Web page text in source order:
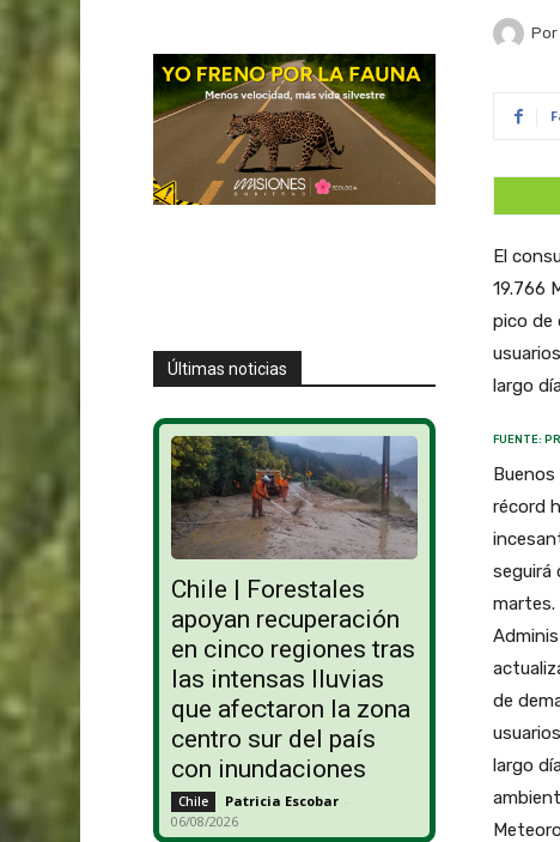
Últimas noticias
Chile | Forestales
apoyan recuperación
en cinco regiones tras
las intensas lluvias
que afectaron la zona
centro sur del país
con inundaciones
Chile Patricia Escobar -
06/08/2026
Por
El
19.766
pico de
largo
FUENTE:
récord
seguirá
martes.
de
largo